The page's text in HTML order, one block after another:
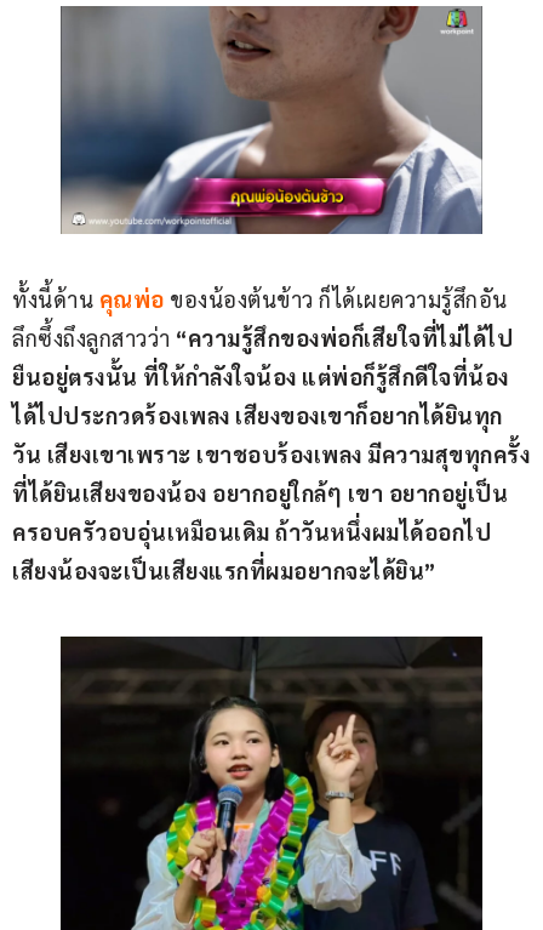
ทั้งนี้ด้าน คุณพ่อ ของน้องต้นข้าว ก็ได้เผยความรู้สึกอัน
ลึกซึ้งถึงลูกสาวว่า “ความรู้สึกของพ่อก็เสียใจที่ไม่ได้ไป
ยืนอยู่ตรงนั้น ที่ให้กำลังใจน้อง แต่พ่อก็รู้สึกดีใจที่น้อง
ได้ไปประกวดร้องเพลง เสียงของเขาก็อยากได้ยินทุก
วัน เสียงเขาเพราะ เขาชอบร้องเพลง มีความสุขทุกครั้ง
ที่ได้ยินเสียงของน้อง อยากอยู่ใกล้ๆ เขา อยากอยู่เป็น
ครอบครัวอบอุ่นเหมือนเดิม ถ้าวันหนึ่งผมได้ออกไป
เสียงน้องจะเป็นเสียงแรกที่ผมอยากจะได้ยิน”